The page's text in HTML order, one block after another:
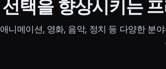
선택을 향상시키는
애니메이션, 영화, 음악, 정치 등 다양한 분